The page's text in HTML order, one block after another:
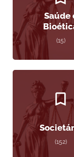
Saúde
(15)
(152)